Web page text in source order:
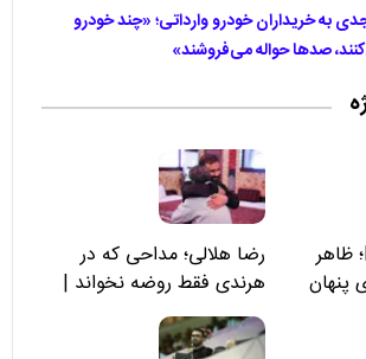
به خریداران خودرو وارداتی؛ «چند خودرو
صدها حواله می‌فروشند»
معایب لوکانو L7؛ ظاهر
پنهان
رضا هلالی؛ مداحی که در
هرندی فقط روضه نخواند |
مسئولان «تکیه‌گاه آقا مرتضی
علی(ع)» را جدی‌تر ببینند